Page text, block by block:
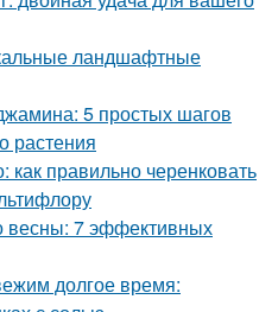
ландшафтные
5 простых шагов
растения
как правильно черенковать
весны: 7 эффективных
долгое время: